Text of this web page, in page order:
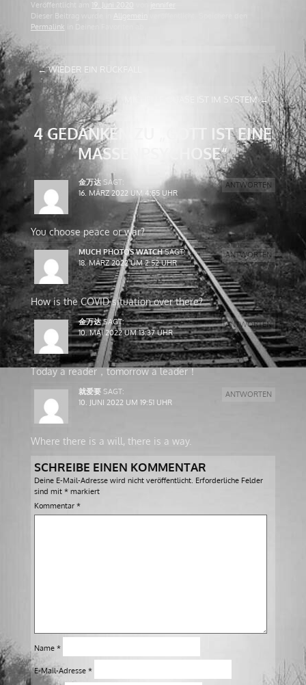
Veröffentlicht am 19. Juni 2020
Dieser Beitrag wurde in
Permalink
ARTIKEL-
NAVIGATION
←WIEDER EIN RÜCKFALL
MICHELLE QUASE IST IM SYSTEM→
4 GEDANKEN ZU „
GOTT IST EINE
MASSENPSYCHOSE“
金万达 SAGT:
16. MÄRZ 2022 UM 4:55 UHR
You choose peace or war?
ANTWORTEN
MUCH PHOTOS WATCH SAGT:
18. MÄRZ 2022 UM 2:52 UHR
How is the COVID situation over there?
ANTWORTEN
金万达 SAGT:
10. MAI 2022 UM 13:37 UHR
Today a reader，tomorrow a leader！
ANTWORTEN
就爱要 SAGT:
10. JUNI 2022 UM 19:51 UHR
Where there is a will, there is a way.
ANTWORTEN
SCHREIBE EINEN KOMMENTAR
Deine E-Mail-Adresse wird nicht veröffentlicht. Erforderliche Felder
sind mit *markiert
Kommentar *
Name *
E-Mail-Adresse *